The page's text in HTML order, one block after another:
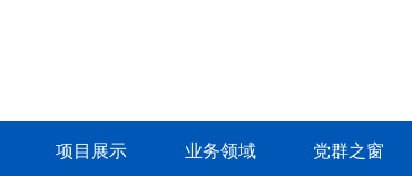
项目展示 业务领域 党群之窗